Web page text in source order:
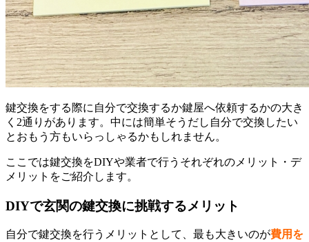
鍵交換をする際に自分で交換するか鍵屋へ依頼するかの大き
く2通りがあります。中には簡単そうだし自分で交換したい
とおもう方もいらっしゃるかもしれません。
ここでは鍵交換をDIYや業者で行うそれぞれのメリット・デ
メリットをご紹介します。
DIYで玄関の鍵交換に挑戦するメリット
自分で鍵交換を行うメリットとして、最も大きいのが費用を